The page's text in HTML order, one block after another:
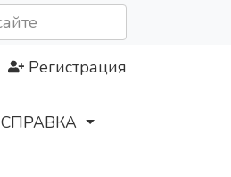
Регистрация
СПРАВКА